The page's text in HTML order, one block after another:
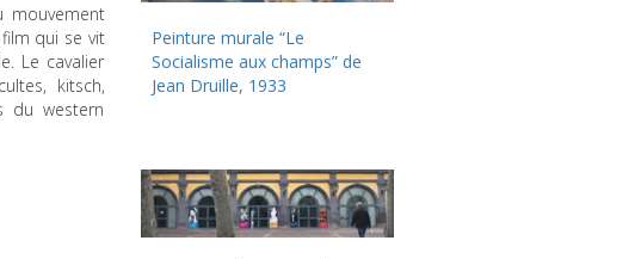
mouvement
qui se vit
Le cavalier
kitsch,
du western
Peinture murale “Le
Socialisme aux champs” de
Jean Druille, 1933